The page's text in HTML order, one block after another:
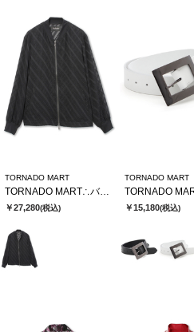
TORNADO MART
TORNADO MART∴バイヤスストライプシアーブルゾン
￥27,280(税込)
TORNADO MART
￥15,180(税込)